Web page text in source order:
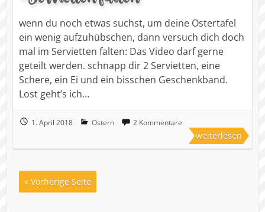
wenn du noch etwas suchst, um deine Ostertafel
ein wenig aufzuhübschen, dann versuch dich doch
mal im Servietten falten: Das Video darf gerne
geteilt werden. schnapp dir 2 Servietten, eine
Schere, ein Ei und ein bisschen Geschenkband.
Lost geht’s ich…
1. April 2018 Ostern 2 Kommentare
weiterlesen
« Vorherige Seite